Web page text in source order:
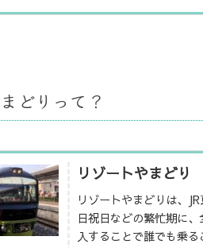
どりって？
リゾートやまどり
リゾートやまどりは、
日祝日などの繁忙期に
入することで誰でも乗る